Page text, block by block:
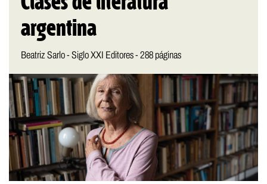
argentina
Beatriz Sarlo - Siglo XXI Editores - 288 páginas